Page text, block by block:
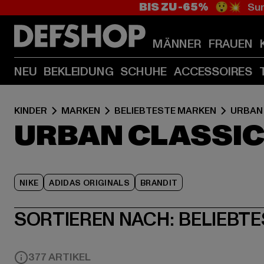
BIS ZU -65% 😲💥
MÄNNER FRAUEN
NEU BEKLEIDUNG SCHUHE ACCESSOIRES
KINDER MARKEN BELIEBTESTE MARKEN
URBAN
NIKE ADIDAS ORIGINALS BRANDIT
SORTIEREN NACH:
377 ARTIKEL